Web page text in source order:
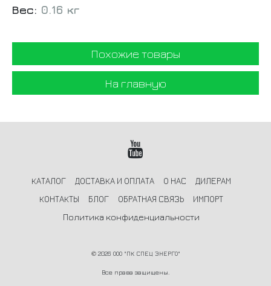
Вес: 0.16 кг
Похожие товары
На главную
КАТАЛОГ ДОСТАВКА И ОПЛАТА О НАС
ДИЛЕРАМ
КОНТАКТЫ
БЛОГ ОБРАТНАЯ СВЯЗЬ
ИМПОРТ
Политика конфиденциальности
© 2026 ООО "ПК СПЕЦ ЭНЕРГО"
Все права защищены.